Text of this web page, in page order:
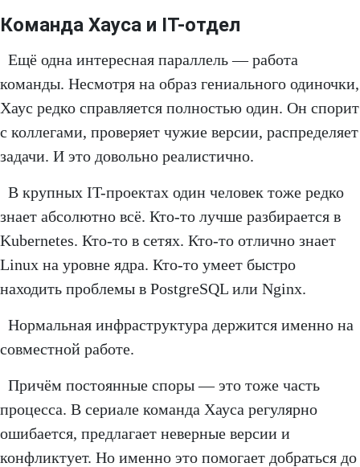
Команда Хауса и IT-отдел
Ещё одна интересная параллель — работа
команды. Несмотря на образ гениального одиночки,
Хаус редко справляется полностью один. Он спорит
с коллегами, проверяет чужие версии, распределяет
задачи. И это довольно реалистично.
В крупных IT-проектах один человек тоже редко
знает абсолютно всё. Кто-то лучше разбирается в
Kubernetes. Кто-то в сетях. Кто-то отлично знает
Linux на уровне ядра. Кто-то умеет быстро
находить проблемы в PostgreSQL или Nginx.
Нормальная инфраструктура держится именно на
совместной работе.
Причём постоянные споры — это тоже часть
процесса. В сериале команда Хауса регулярно
ошибается, предлагает неверные версии и
конфликтует. Но именно это помогает добраться до